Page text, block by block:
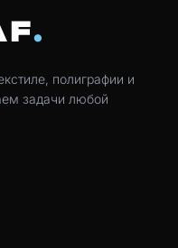
полиграфии и
задачи любой